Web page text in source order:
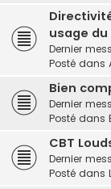
usage
Dernier
Posté dans
Bien
Dernier
Posté dans
CBT
Dernier
Posté dans